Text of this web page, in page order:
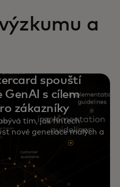
a
spouští
GenAI s cílem
zákazníky
tím, jak fintech
nové generace malých a